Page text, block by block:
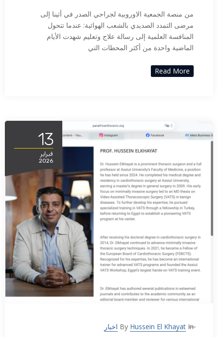
من منصة الجمعية الاوروبية لجراحي الصدر في أثينا إلى
مرضى التمدد الصديدي بالشعب الهوائية: عندما تتحول
المنافسة العلمية إلى رسالة علاج وتعليم شهدت الأيام
الماضية واحدة من أكثر المحطات التي
Read More
13
فبراير
2026
By Hussein El Khayat In اخبار